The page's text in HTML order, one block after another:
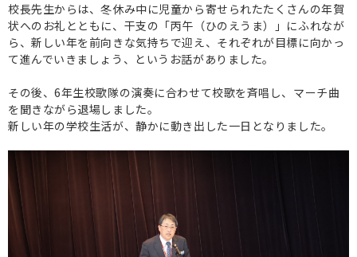
校長先生からは、冬休み中に児童から寄せられたたくさんの年賀
状へのお礼とともに、干支の「丙午（ひのえうま）」にふれなが
ら、新しい年を前向きな気持ちで迎え、それぞれが目標に向かっ
て進んでいきましょう、というお話がありました。
その後、6年生校歌隊の演奏に合わせて校歌を斉唱し、マーチ曲
を聞きながら退場しました。
新しい年の学校生活が、静かに動き出した一日となりました。